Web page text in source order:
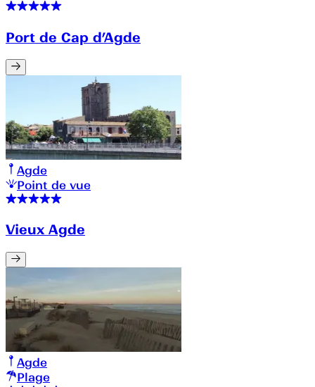
Port de Cap d’Agde
Agde
Point de vue
Vieux Agde
Agde
Plage